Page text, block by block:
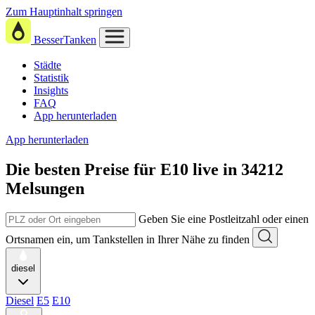
Zum Hauptinhalt springen
BesserTanken
Städte
Statistik
Insights
FAQ
App herunterladen
App herunterladen
Die besten Preise für E10 live in 34212
Melsungen
Geben Sie eine Postleitzahl oder einen
Ortsnamen ein, um Tankstellen in Ihrer Nähe zu finden
diesel
Diesel E5 E10